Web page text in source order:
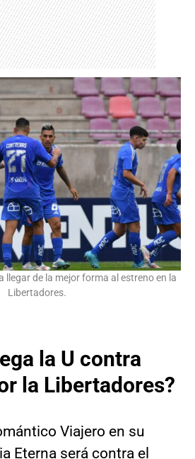
llegar de la mejor forma al estreno en la
Libertadores.
la U contra
la Libertadores?
Viajero en su
Eterna será contra el